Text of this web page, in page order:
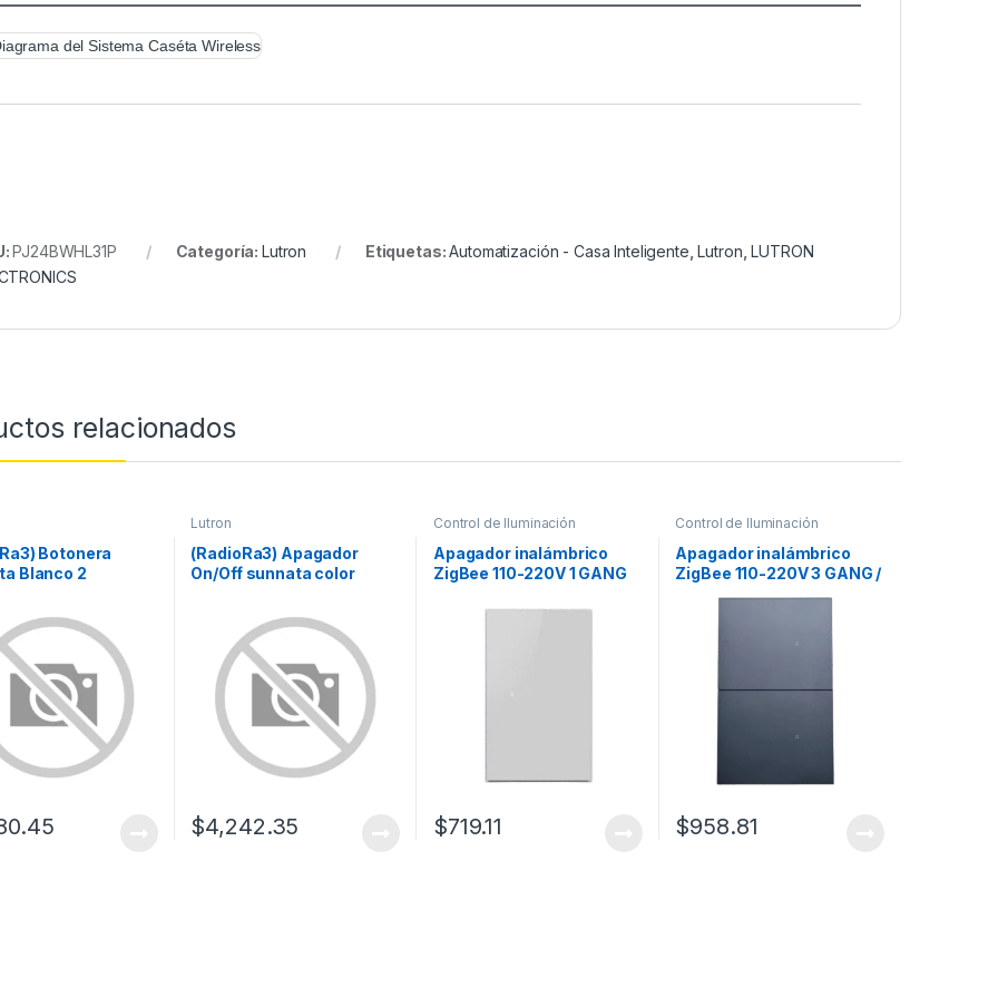
PJ24BWHL31P Categoría: Lutron Etiquetas:Automatización - Casa Inteligente ,Lutron ,LUTRON
relacionados
Botonera
Blanco 2
escenas
en cada botón.
Lutron
(RadioRa3) Apagador
On/Off sunnata color
$4,242.35
Control de Iluminación
Apagador inalámbrico
ZigBee 110-220V 1 GANG
$719.11
Control de Iluminación
Apagador inalámbrico
ZigBee 110-220V 3 GANG /
No requiere Neutro
$958.81